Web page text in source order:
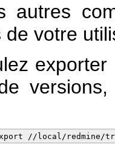
autres
de votre
//local/redmine/